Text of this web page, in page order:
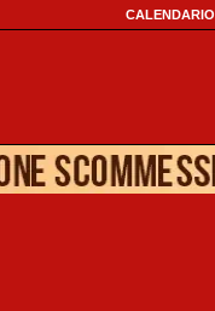
CALENDARIO